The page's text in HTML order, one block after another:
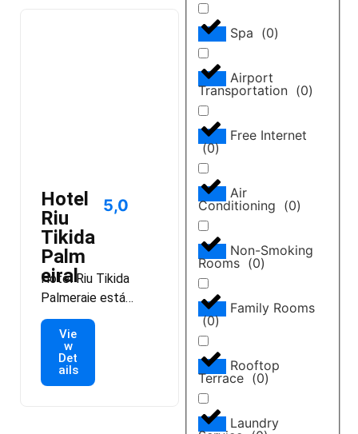
Spa (0)
Airport
Transportation (0)
Free Internet
(0)
Air
Conditioning (0)
Non-Smoking
Rooms (0)
Family Rooms
(0)
Rooftop
Terrace (0)
Laundry
Hotel
Riu
Tikida
Palm
eiral
5,0
Hotel Riu Tikida
Palmeraie está
situado em meio a
jardins exóticos e
tem todas as
comodidades que
Vie
w
Det
ails